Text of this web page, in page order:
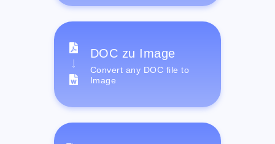
DOC zu Image
Convert any DOC file to
Image